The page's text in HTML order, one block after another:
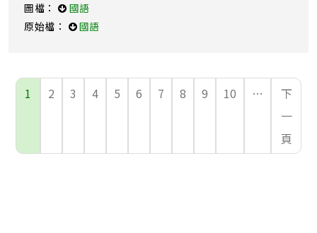
圖檔：
國語
原始檔：
國語
1 2 3 4 5 6 7 8 9 10 …
下
一
頁